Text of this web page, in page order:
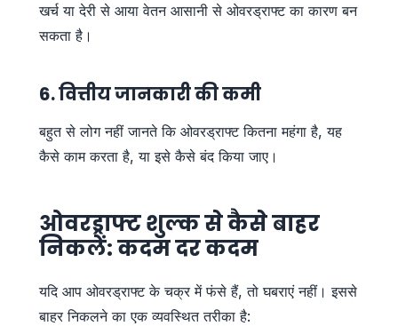
खर्च या देरी से आया वेतन आसानी से ओवरड्राफ्ट का कारण बन
सकता है।
6. वित्तीय जानकारी की कमी
बहुत से लोग नहीं जानते कि ओवरड्राफ्ट कितना महंगा है, यह
कैसे काम करता है, या इसे कैसे बंद किया जाए।
ओवरड्राफ्ट शुल्क से कैसे बाहर
निकलें: कदम दर कदम
यदि आप ओवरड्राफ्ट के चक्र में फंसे हैं, तो घबराएं नहीं। इससे
बाहर निकलने का एक व्यवस्थित तरीका है: